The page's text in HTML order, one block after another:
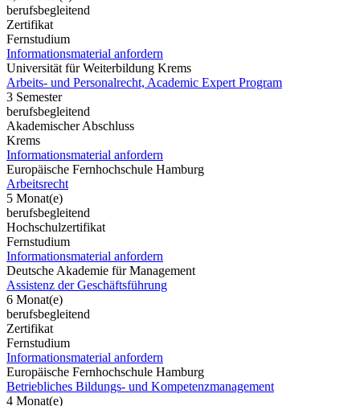
berufsbegleitend
Zertifikat
Fernstudium
Informationsmaterial anfordern
Universität für Weiterbildung Krems
Arbeits- und Personalrecht, Academic Expert Program
3 Semester
berufsbegleitend
Akademischer Abschluss
Krems
Informationsmaterial anfordern
Europäische Fernhochschule Hamburg
Arbeitsrecht
5 Monat(e)
berufsbegleitend
Hochschulzertifikat
Fernstudium
Informationsmaterial anfordern
Deutsche Akademie für Management
Assistenz der Geschäftsführung
6 Monat(e)
berufsbegleitend
Zertifikat
Fernstudium
Informationsmaterial anfordern
Europäische Fernhochschule Hamburg
Betriebliches Bildungs- und Kompetenzmanagement
4 Monat(e)